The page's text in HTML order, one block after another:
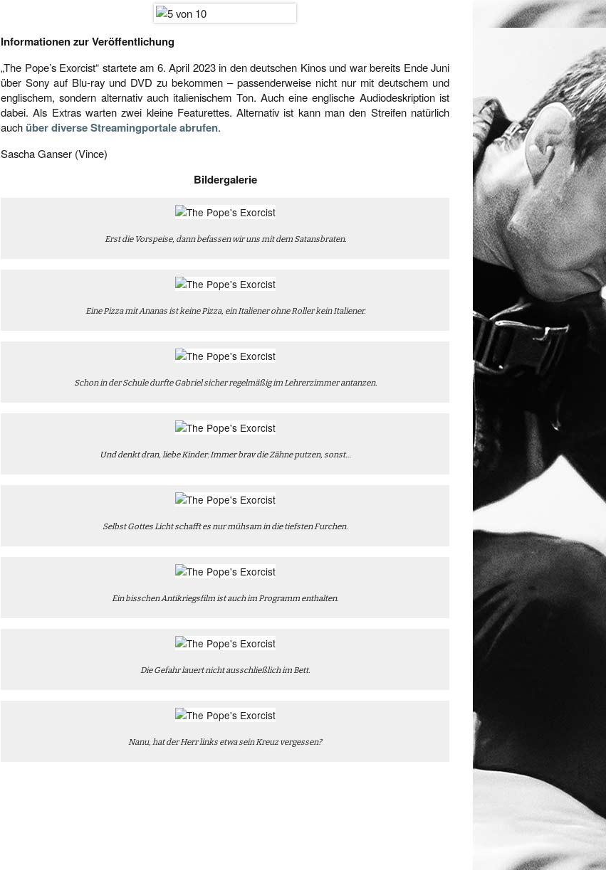
Informationen zur Veröffentlichung
„The Pope’s Exorcist“ startete am 6. April 2023 in den deutschen Kinos und war bereits Ende Juni
über Sony auf Blu-ray und DVD zu bekommen – passenderweise nicht nur mit deutschem und
englischem, sondern alternativ auch italienischem Ton. Auch eine englische Audiodeskription ist
dabei. Als Extras warten zwei kleine Featurettes. Alternativ ist kann man den Streifen natürlich
auchüber diverse Streamingportale abrufen.
Sascha Ganser (Vince)
Bildergalerie
Erst die Vorspeise, dann befassen wir uns mit dem Satansbraten.
Eine Pizza mit Ananas ist keine Pizza, ein Italiener ohne Roller kein Italiener.
Schon in der Schule durfte Gabriel sicher regelmäßig im Lehrerzimmer antanzen.
Und denkt dran, liebe Kinder: Immer brav die Zähne putzen, sonst…
Selbst Gottes Licht schafft es nur mühsam in die tiefsten Furchen.
Ein bisschen Antikriegsfilm ist auch im Programm enthalten.
Die Gefahr lauert nicht ausschließlich im Bett.
Nanu, hat der Herr links etwa sein Kreuz vergessen?